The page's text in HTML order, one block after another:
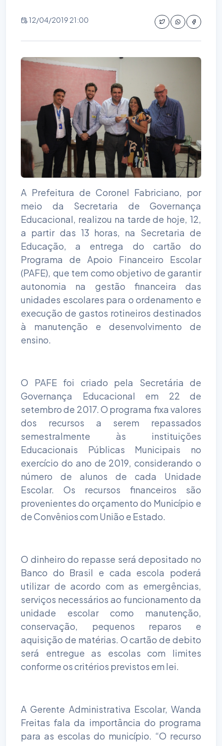
12/04/2019 21:00
A Prefeitura de Coronel Fabriciano, por
meio da Secretaria de Governança
Educacional, realizou na tarde de hoje, 12,
a partir das 13 horas, na Secretaria de
Educação, a entrega do cartão do
Programa de Apoio Financeiro Escolar
(PAFE), que tem como objetivo de garantir
autonomia na gestão financeira das
unidades escolares para o ordenamento e
execução de gastos rotineiros destinados
à manutenção e desenvolvimento de
ensino.
O PAFE foi criado pela Secretária de
Governança Educacional em 22 de
setembro de 2017. O programa fixa valores
dos recursos a serem repassados
semestralmente às instituições
Educacionais Públicas Municipais no
exercício do ano de 2019, considerando o
número de alunos de cada Unidade
Escolar. Os recursos financeiros são
provenientes do orçamento do Município e
de Convênios com União e Estado.
O dinheiro do repasse será depositado no
Banco do Brasil e cada escola poderá
utilizar de acordo com as emergências,
serviços necessários ao funcionamento da
unidade escolar como manutenção,
conservação, pequenos reparos e
aquisição de matérias. O cartão de debito
será entregue as escolas com limites
conforme os critérios previstos em lei.
A Gerente Administrativa Escolar, Wanda
Freitas fala da importância do programa
para as escolas do município. “O recurso